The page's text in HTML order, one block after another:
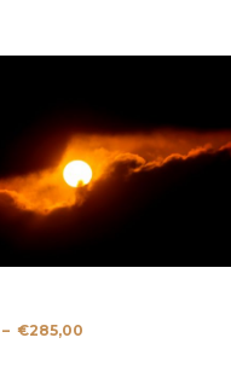
– €285,00